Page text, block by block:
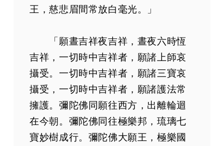
王，慈悲眉間常放白毫光。」
「願晝吉祥夜吉祥，晝夜六時恆
吉祥，一切時中吉祥者，願諸上師哀
攝受。一切時中吉祥者，願諸三寶哀
攝受，一切時中吉祥者，願諸護法常
擁護。彌陀佛同願往西方，出離輪迴
在今朝。彌陀佛同往極樂邦，琉璃七
寶妙樹成行。彌陀佛大願王，極樂國